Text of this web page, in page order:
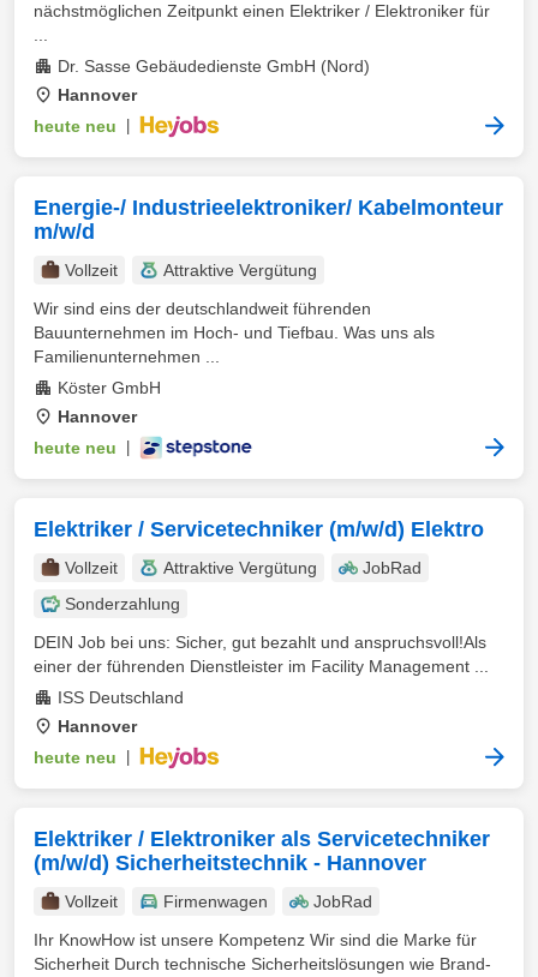
nächstmöglichen Zeitpunkt einen Elektriker / Elektroniker für
Dr. Sasse Gebäudedienste GmbH (Nord)
Hannover
heute neu
Energie-/ Industrieelektroniker/ Kabelmonteur
m/w/d
Vollzeit
Attraktive Vergütung
Wir sind eins der deutschlandweit führenden
Bauunternehmen im Hoch- und Tiefbau. Was uns als
Familienunternehmen ...
Köster GmbH
Hannover
heute neu
Elektriker / Servicetechniker (m/w/d) Elektro
Vollzeit Attraktive Vergütung
JobRad
Sonderzahlung
DEIN Job bei uns: Sicher, gut bezahlt und anspruchsvoll!Als
einer der führenden Dienstleister im Facility Management ...
ISS Deutschland
Hannover
heute neu
Elektriker / Elektroniker als Servicetechniker
(m/w/d) Sicherheitstechnik - Hannover
Vollzeit Firmenwagen
JobRad
Ihr KnowHow ist unsere Kompetenz Wir sind die Marke für
Sicherheit Durch technische Sicherheitslösungen wie Brand-